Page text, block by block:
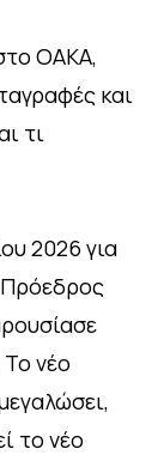
ΟΑΚΑ,
και
τι
2026 για
νέο
το νέο